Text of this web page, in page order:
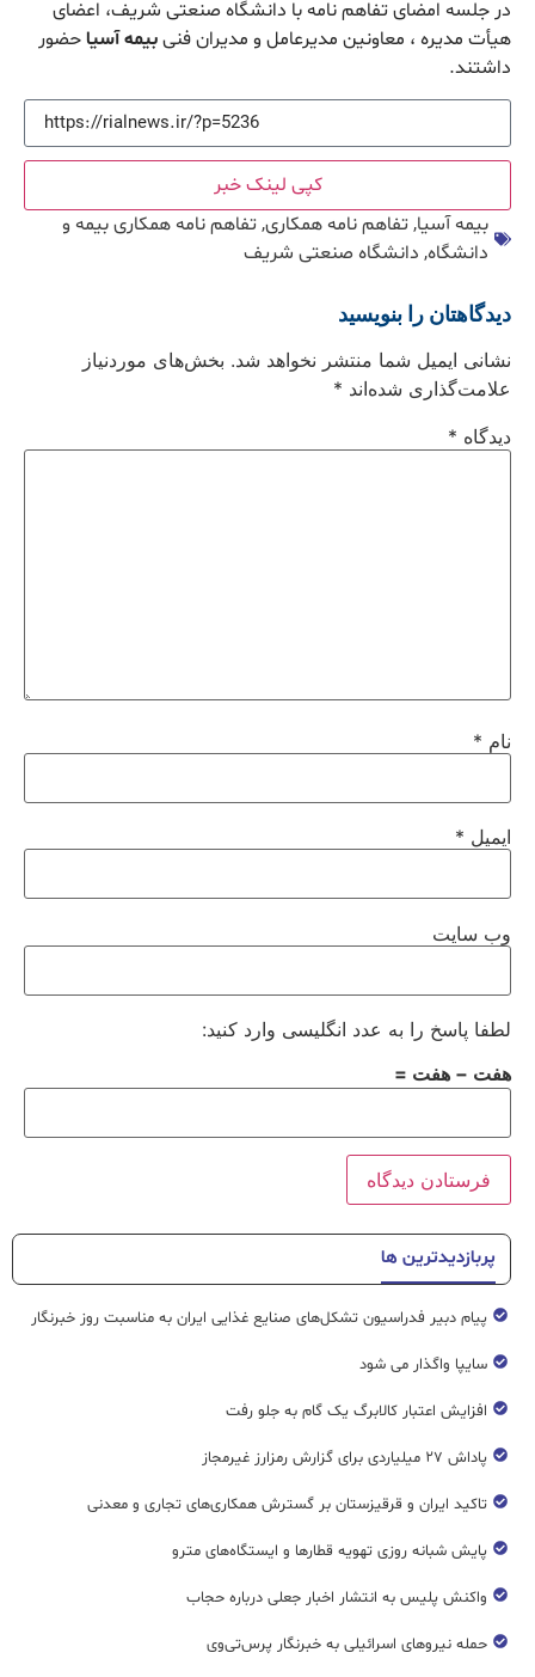
در جلسه امضای تفاهم نامه با دانشگاه صنعتی شریف، اعضای
هیأت مدیره ، معاونین مدیرعامل و مدیران فنیبیمه آسیاحضور
داشتند.
کپی لینک خبر
بیمه آسیا, تفاهم نامه همکاری, تفاهم نامه همکاری بیمه و
دانشگاه, دانشگاه صنعتی شریف
دیدگاهتان را بنویسید
نشانی ایمیل شما منتشر نخواهد شد. بخش‌های موردنیاز
علامت‌گذاری شده‌اند *
دیدگاه *
نام *
ایمیل *
وب‌ سایت
لطفا پاسخ را به عدد انگلیسی وارد کنید:
هفت − هفت =
پربازدیدترین ها
پیام دبیر فدراسیون تشکل‌های صنایع غذایی ایران به مناسبت روز خبرنگار
سایپا واگذار می شود
افزایش اعتبار کالابرگ یک گام به جلو رفت
پاداش ۲۷ میلیاردی برای گزارش رمزارز غیرمجاز
تاکید ایران و قرقیزستان بر گسترش همکاری‌های تجاری و معدنی
پایش شبانه روزی تهویه قطار‌ها و ایستگاه‌های مترو
واکنش پلیس به انتشار اخبار جعلی درباره حجاب
حمله نیروهای اسرائیلی به خبرنگار پرس‌تی‌وی